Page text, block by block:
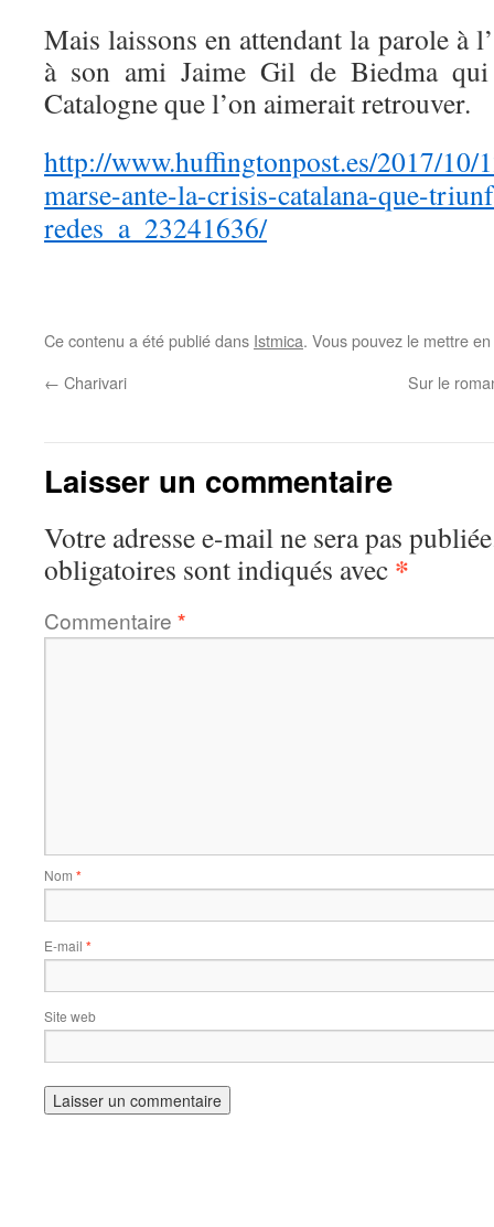
Mais laissons en attendant la parole à
à son ami Jaime Gil de Biedma qui
Catalogne que l’on aimerait retrouver.
http://www.huffingtonpost.es/2017/10/
marse-ante-la-crisis-catalana-que-
redes_a_23241636/
Ce contenu a été publié dans Istmica. Vous pouvez le mettre
← Charivari Sur le
Laisser un commentaire
Votre adresse e-mail ne sera pas
obligatoires sont indiqués avec *
Commentaire *
Nom *
E-mail *
Site web